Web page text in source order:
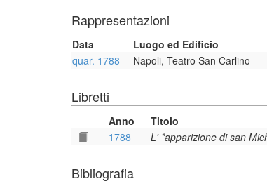
Rappresentazioni
Data Luogo ed Edificio
quar. 1788
Napoli, Teatro San Carlino
Libretti
Anno Titolo
1788
L' *apparizione di san
Bibliografia